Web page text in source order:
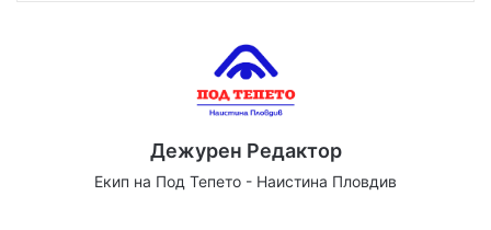
Дежурен Редактор
Екип на Под Тепето - Наистина Пловдив